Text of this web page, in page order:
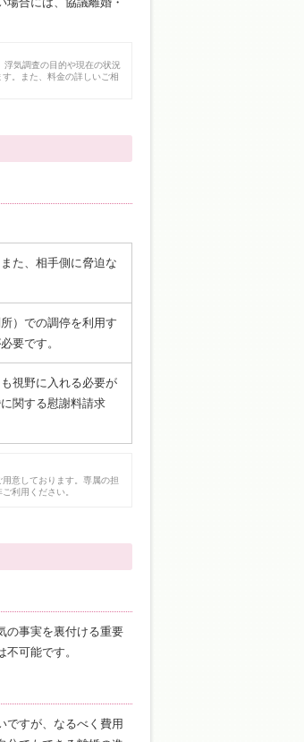
浮気調査の目的や現在の状況
。また、料金の詳しいご相
た、相手側に脅迫な
）での調停を利用す
要です。
視野に入れる必要が
関する慰謝料請求
意しております。専属の担
利用ください。
の事実を裏付ける重要
可能です。
ですが、なるべく費用